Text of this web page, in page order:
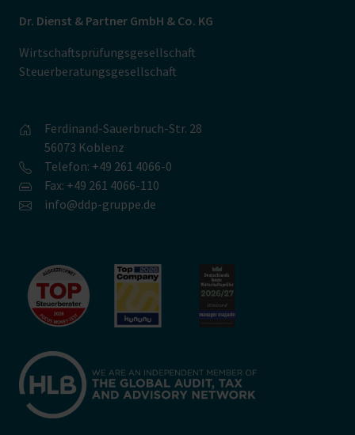
Dr. Dienst & Partner GmbH & Co. KG
Wirtschaftsprüfungsgesellschaft
Steuerberatungsgesellschaft
Ferdinand-Sauerbruch-Str. 28
56073 Koblenz
Telefon: +49 261 4066-0
Fax: +49 261 4066-110
info@ddp-gruppe.de